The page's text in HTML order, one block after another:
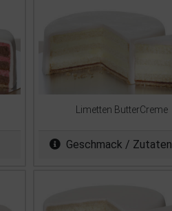
Limetten ButterCreme
Geschmack / Zutaten